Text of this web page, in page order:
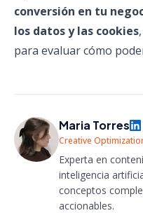
conversión en tu
los datos y las cookies
para evaluar cómo
Maria Torres
Creative
Experta en
inteligencia
conceptos
accionables.